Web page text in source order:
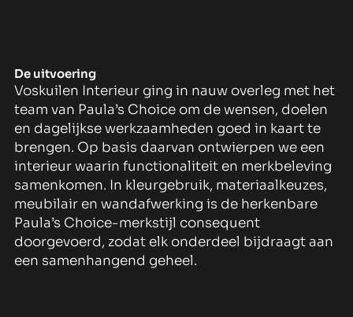
De uitvoering
Voskuilen Interieur ging in nauw overleg met het
team van Paula’s Choice om de wensen, doelen
en dagelijkse werkzaamheden goed in kaart te
brengen. Op basis daarvan ontwierpen we een
interieur waarin functionaliteit en merkbeleving
samenkomen. In kleurgebruik, materiaalkeuzes,
meubilair en wandafwerking is de herkenbare
Paula’s Choice-merkstijl consequent
doorgevoerd, zodat elk onderdeel bijdraagt aan
een samenhangend geheel.